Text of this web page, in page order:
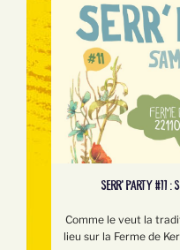
SERR’ PARTY #11 :
Comme le veut la
lieu sur la Ferme de